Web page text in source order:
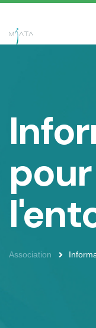
pour
Association